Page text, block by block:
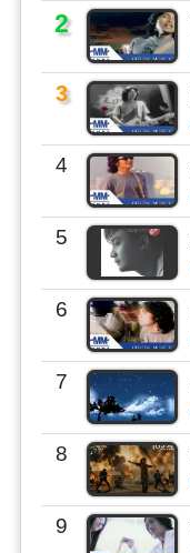
2
3
4
5
6
7
8
9